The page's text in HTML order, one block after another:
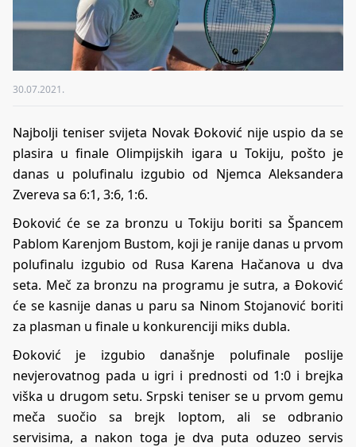
30.07.2021.
Najbolji teniser svijeta Novak Đoković nije uspio da se
plasira u finale Olimpijskih igara u Tokiju, pošto je
danas u polufinalu izgubio od Njemca Aleksandera
Zvereva sa 6:1, 3:6, 1:6.
Đoković će se za bronzu u Tokiju boriti sa Špancem
Pablom Karenjom Bustom, koji je ranije danas u prvom
polufinalu izgubio od Rusa Karena Hačanova u dva
seta. Meč za bronzu na programu je sutra, a Đoković
će se kasnije danas u paru sa Ninom Stojanović boriti
za plasman u finale u konkurenciji miks dubla.
Đoković je izgubio današnje polufinale poslije
nevjerovatnog pada u igri i prednosti od 1:0 i brejka
viška u drugom setu. Srpski teniser se u prvom gemu
meča suočio sa brejk loptom, ali se odbranio
servisima, a nakon toga je dva puta oduzeo servis